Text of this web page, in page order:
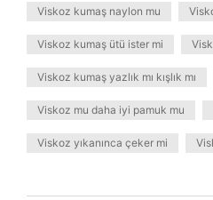
Viskoz kumaş naylon mu
Viskoz kumaş ütü ister mi
Viskoz kumaş yazlık mı kışlık mı
Viskoz mu daha iyi pamuk mu
Viskoz yıkanınca çeker mi